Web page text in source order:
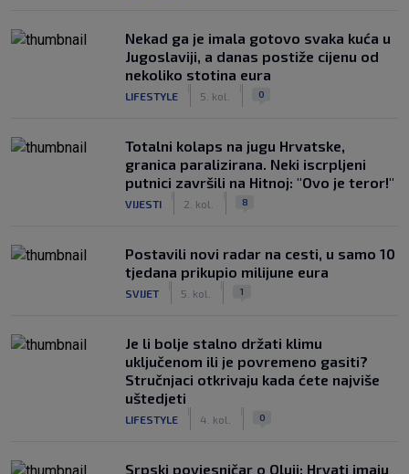
Nekad ga je imala gotovo svaka kuća u
Jugoslaviji, a danas postiže cijenu od
nekoliko stotina eura
LIFESTYLE 5. kol. 0
Totalni kolaps na jugu Hrvatske,
granica paralizirana. Neki iscrpljeni
putnici završili na Hitnoj: "Ovo je teror!"
VIJESTI 2. kol. 8
Postavili novi radar na cesti, u samo 10
tjedana prikupio milijune eura
SVIJET 5. kol. 1
Je li bolje stalno držati klimu
uključenom ili je povremeno gasiti?
Stručnjaci otkrivaju kada ćete najviše
uštedjeti
LIFESTYLE 4. kol. 0
Srpski povjesničar o Oluji: Hrvati imaju